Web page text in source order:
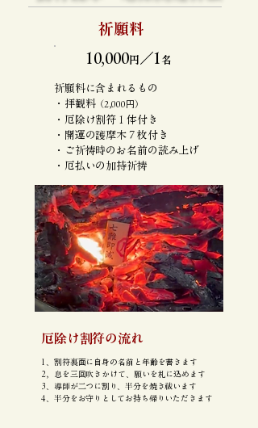
祈願料
10,000円 ／1 名
祈願料に含まれるもの
・拝観料（2,000円）
・厄除け割符１体付き
・開運の護摩木７枚付き
・ご祈祷時のお名前の読み上げ
​・厄払いの加持祈祷
厄除け割符の流れ
1、割符裏面に自身の名前と年齢を書きます
2，息を三回吹きかけて、願いを札に込めます
3、導師が二つに割り、半分を焼き祓います
​4、半分をお守りとしてお持ち帰りいただきます